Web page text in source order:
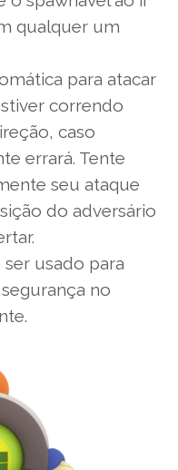
qualquer um
para atacar
correndo
caso
errará. Tente
seu ataque
do adversário
usado para
no